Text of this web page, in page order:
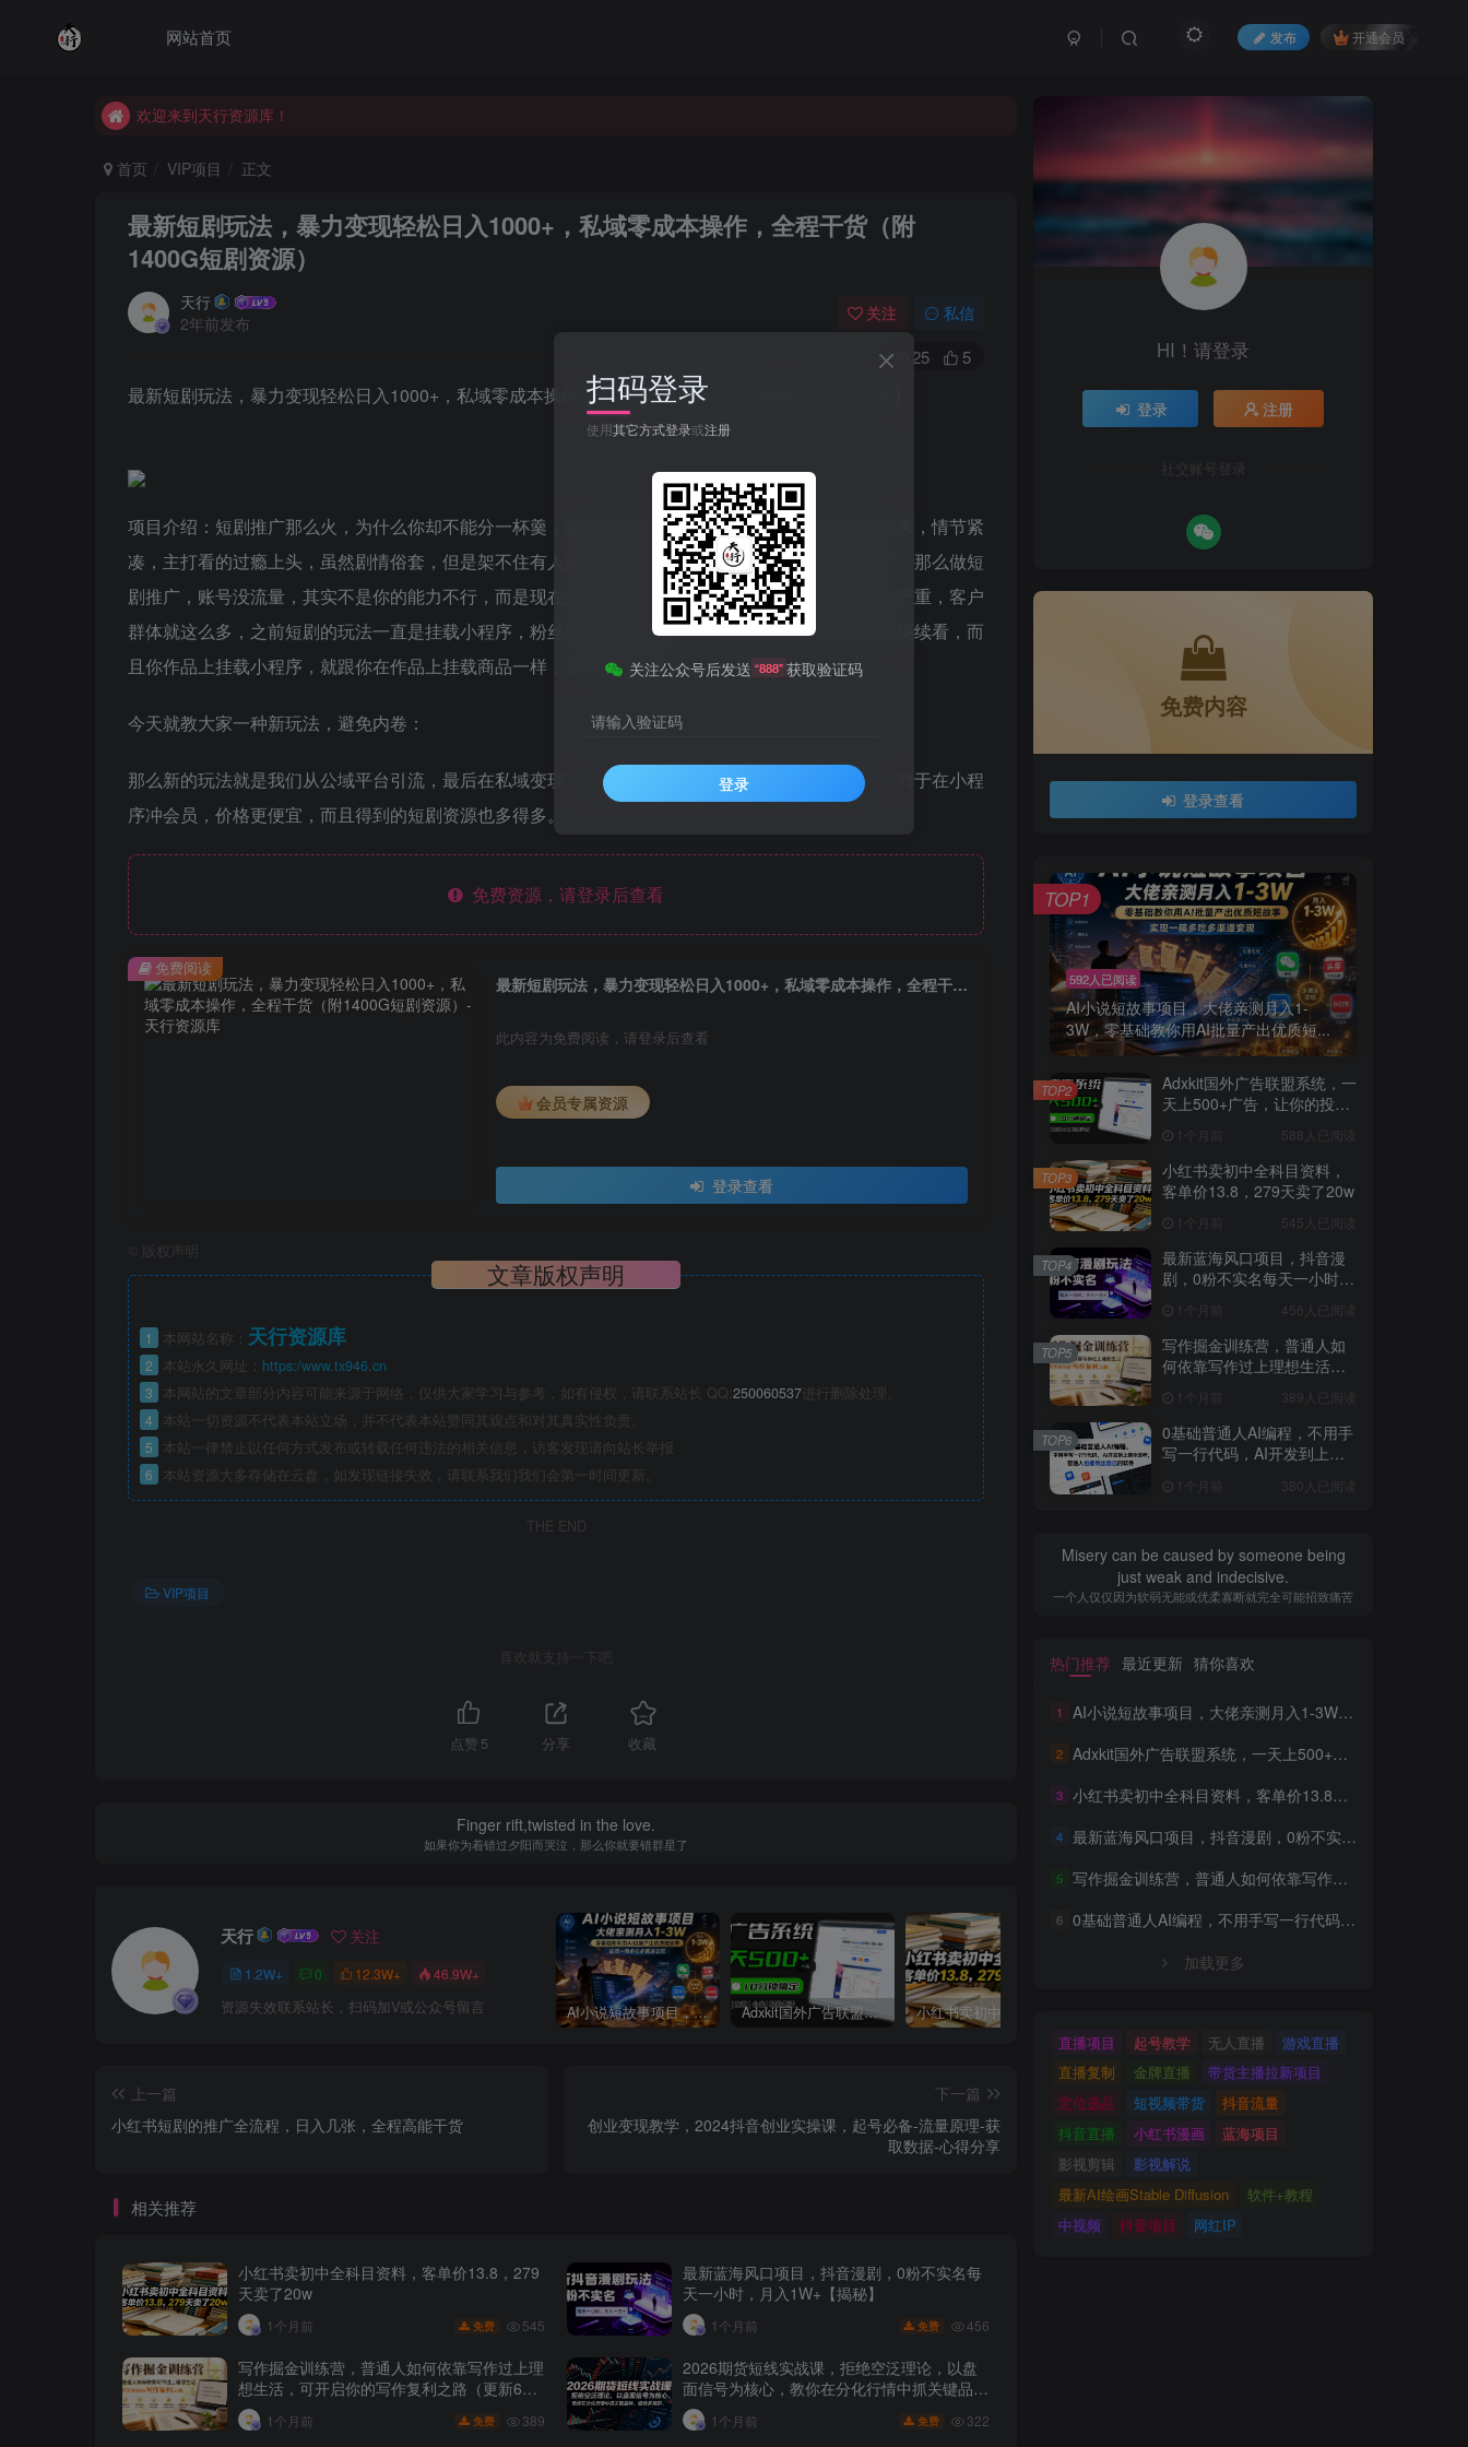
网站首页 发布 开通会员
欢迎来到天行资源库！
欢迎来到天行资源库！
首页 VIP项目 正文
最新短剧玩法，暴力变现轻松日入1000+，私域零成本操作，全程干货（附
1400G短剧资源）
天行
2年前发布
关注 私信
25 5
最新短剧玩法，暴力变现轻松日入1000+，私域零成本操作，全程干货（附1400G短剧资源）【揭秘】
项目介绍：短剧推广那么火，为什么你却不能分一杯羹，赚到这份钱？短剧其实就是爽文小说演化而来，情节紧
凑，主打看的过瘾上头，虽然剧情俗套，但是架不住有人爱看，刚开始做短剧的一波人确实赚到钱了。那么做短
剧推广，账号没流量，其实不是你的能力不行，而是现在大环境太卷了，无数的人都在做短剧，内卷严重，客户
群体就这么多，之前短剧的玩法一直是挂载小程序，粉丝进去小程序之后，在里面付费冲会员后才能继续看，而
且你作品上挂载小程序，就跟你在作品上挂载商品一样，会被官方限流
今天就教大家一种新玩法，避免内卷：
那么新的玩法就是我们从公域平台引流，最后在私域变现。在私域把这些短剧合集打包出售给客户，对于在小程
序冲会员，价格更便宜，而且得到的短剧资源也多得多。
免费资源，请登录后查看
最新短剧玩法，暴力变现轻松日入1000+，私域零成本操作，全程干货（附1400G短剧资源）
此内容为免费阅读，请登录后查看
会员专属资源
登录查看
免费阅读
版权声明
文章版权声明
1 本网站名称： 天行资源库
2 本站永久网址： https:/www.tx946.cn
3 本网站的文章部分内容可能来源于网络，仅供大家学习与参考，如有侵权，请联系站长 QQ:250060537进行删除处理。
4 本站一切资源不代表本站立场，并不代表本站赞同其观点和对其真实性负责。
5 本站一律禁止以任何方式发布或转载任何违法的相关信息，访客发现请向站长举报
6 本站资源大多存储在云盘，如发现链接失效，请联系我们我们会第一时间更新。
THE END
VIP项目
喜欢就支持一下吧
点赞 5 分享 收藏
Finger rift,twisted in the love.
如果你为着错过夕阳而哭泣，那么你就要错群星了
天行 关注
1.2W+ 0 12.3W+ 46.9W+
资源失效联系站长，扫码加V或公众号留言 AI小说短故事项目，大佬亲测月入1-3W，零基础教你用AI批量产出优质短故事，实现一稿多吃多渠道变现 Adxkit国外广告联盟系统，一天上500+广告，让你的投放更加高效简单！
上一篇
小红书短剧的推广全流程，日入几张，全程高能干货
下一篇
创业变现教学，2024抖音创业实操课，起号必备-流量原理-获
取数据-心得分享
相关推荐
小红书卖初中全科目资料，客单价13.8，279
天卖了20w
1个月前 免费 545
最新蓝海风口项目，抖音漫剧，0粉不实名每
天一小时，月入1W+【揭秘】
1个月前 免费 456
写作掘金训练营，普通人如何依靠写作过上理
想生活，可开启你的写作复利之路（更新6
月）
1个月前 免费 389
2026期货短线实战课，拒绝空泛理论，以盘
面信号为核心，教你在分化行情中抓关键品
种、避诱多陷阱
1个月前 免费 322
HI！请登录
登录 注册
社交账号登录
免费内容
登录查看
592人已阅读
AI小说短故事项目，大佬亲测月入1-
3W，零基础教你用AI批量产出优质短...
TOP1
Adxkit国外广告联盟系统，一
天上500+广告，让你的投放
1个月前 588人已阅读
TOP2
小红书卖初中全科目资料，
客单价13.8，279天卖了20w
1个月前 545人已阅读
TOP3
最新蓝海风口项目，抖音漫
剧，0粉不实名每天一小时，
1个月前 456人已阅读
TOP4
写作掘金训练营，普通人如
何依靠写作过上理想生活，
（更新6月）
1个月前 389人已阅读
TOP5
0基础普通人AI编程，不用手
写一行代码，AI开发到上架
己的软件
1个月前 380人已阅读
TOP6
Misery can be caused by someone being
just weak and indecisive.
一个人仅仅因为软弱无能或优柔寡断就完全可能招致痛苦
热门推荐 最近更新 猜你喜欢
1 AI小说短故事项目，大佬亲测月入1-3W，零基础教你用AI批量产出优质短故事，实现一稿多吃多渠道变现
2 Adxkit国外广告联盟系统，一天上500+广告，让你的投放更加高效简单！
3 小红书卖初中全科目资料，客单价13.8，279天卖了20w
4 最新蓝海风口项目，抖音漫剧，0粉不实名每天一小时，月入1W+【揭秘】
5 写作掘金训练营，普通人如何依靠写作过上理想生活，可开启你的写作复利之路（更新6月）
6 0基础普通人AI编程，不用手写一行代码，AI开发到上架全流程，普通人也能做出自己的软件
加载更多
直播项目 起号教学 无人直播
游戏直播
直播复制
金牌直播
带货主播拉新项目
定位选品
短视频带货
抖音流量
抖音直播
小红书漫画
蓝海项目
影视剪辑
影视解说
最新AI绘画Stable Diffusion
软件+教程
中视频
抖音项目 网红IP
扫码登录
使用其它方式登录或注册
关注公众号后发送 “888” 获取验证码
请输入验证码
登录